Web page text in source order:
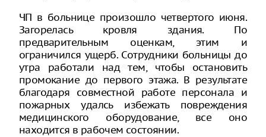
ЧП в больнице произошло четвертого июня.
Загорелась кровля здания. По
предварительным оценкам, этим и
ограничился ущерб. Сотрудники больницы до
утра работали над тем, чтобы остановить
промокание до первого этажа. В результате
благодаря совместной работе персонала и
пожарных удалсь избежать повреждения
медицинского оборудование, все оно
находится в рабочем состоянии.